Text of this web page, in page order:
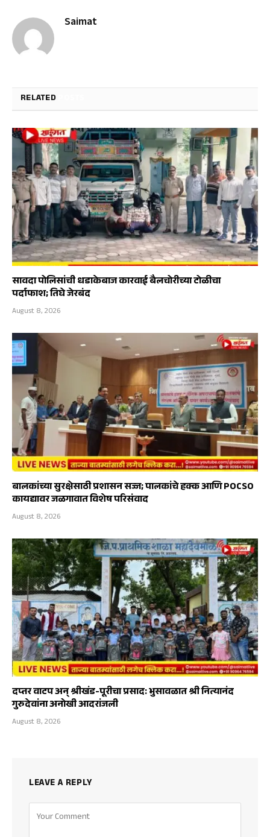
Saimat
RELATED
सावदा पोलिसांची धडाकेबाज कारवाई बैलचोरीच्या टोळीचा
पर्दाफाश; तिघे जेरबंद
August 8, 2026
बालकांच्या सुरक्षेसाठी प्रशासन सज्ज; पालकांचे हक्क आणि POCSO
कायद्यावर जळगावात विशेष परिसंवाद
August 8, 2026
दप्तर वाटप अन् श्रीखंड-पूरीचा प्रसाद: भुसावळात श्री नित्यानंद
गुरुदेवांना अनोखी आदरांजली
August 8, 2026
LEAVE A REPLY